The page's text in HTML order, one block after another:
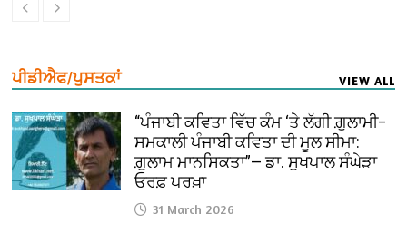
ਪੀਡੀਐਫ/ਪੁਸਤਕਾਂ VIEW ALL
“ਪੰਜਾਬੀ ਕਵਿਤਾ ਵਿੱਚ ਕੰਮ ‘ਤੇ ਲੱਗੀ ਗ਼ੁਲਾਮੀ–
ਸਮਕਾਲੀ ਪੰਜਾਬੀ ਕਵਿਤਾ ਦੀ ਮੂਲ ਸੀਮਾ:
ਗ਼ੁਲਾਮ ਮਾਨਸਿਕਤਾ”— ਡਾ. ਸੁਖਪਾਲ ਸੰਘੇੜਾ
ਓਰਫ਼ ਪਰਖ਼ਾ
31 March 2026